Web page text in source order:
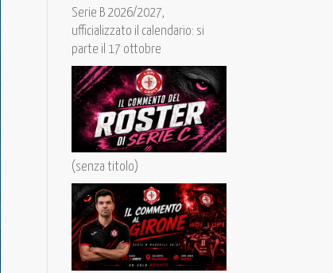
Serie B 2026/2027,
ufficializzato il calendario: si
parte il 17 ottobre
(senza titolo)